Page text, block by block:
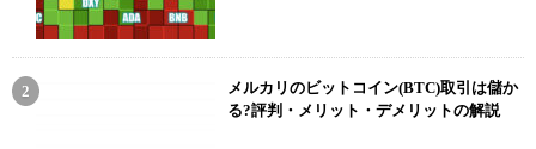
メルカリのビットコイン(BTC)取引は儲か
る?評判・メリット・デメリットの解説